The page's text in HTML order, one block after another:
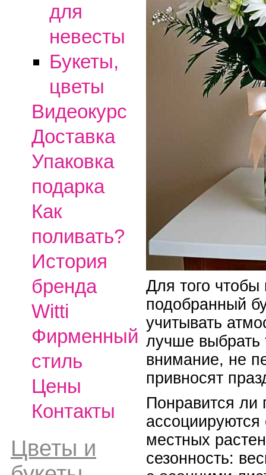
для
невесты
Букеты,
цветы
Видеокурс
Доставка
Упаковка
подарка
Как
поливать?
История
бренда
Witti
Фирменный
стиль
Цены
Контакты
Цветы и
Для того
подобранный
учитывать
лучше выбрать
внимание, не
привносят
Понравится ли
местных
сезонность: